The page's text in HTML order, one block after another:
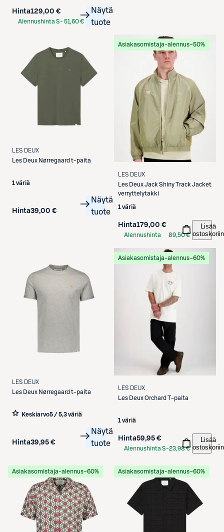
Hinta129,00 €
Alennushinta S-51,60 €
Näytä
tuote
LES DEUX
Les Deux Nørregaard t-paita
1 väriä
Hinta39,00 €
Näytä
tuote
Asiakasomistaja-alennus−50%
LES DEUX
Les DeuxJack Shiny Track Jacket
verryttelytakki
1 väriä
Hinta179,00 €
Alennushinta
89,50 €
Lisää
ostoskoriin
LES DEUX
Les Deux Nørregaard t-paita
Keskiarvo5 / 5,3 väriä
Hinta39,95 €
Näytä
tuote
Asiakasomistaja-alennus−60%
LES DEUX
Les DeuxOrchard T-paita
1 väriä
Hinta59,95 €
Alennushinta S-23,98 €
Lisää
ostoskoriin
Asiakasomistaja-alennus−60% Asiakasomistaja-alennus−60%